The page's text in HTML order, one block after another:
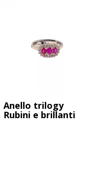
con Rubini
Anello trilogy
Rubini e brillanti